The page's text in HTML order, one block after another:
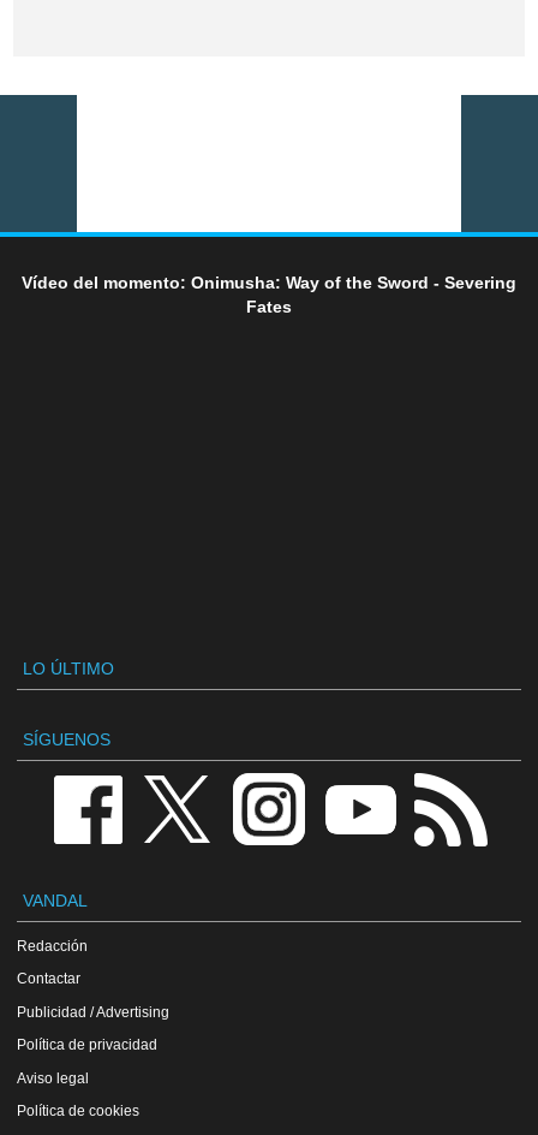
Vídeo del momento: Onimusha: Way of the Sword - Severing
Fates
LO ÚLTIMO
SÍGUENOS
VANDAL
Redacción
Contactar
Publicidad / Advertising
Política de privacidad
Aviso legal
Política de cookies